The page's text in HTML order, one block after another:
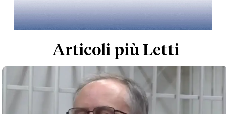
Articoli più Letti